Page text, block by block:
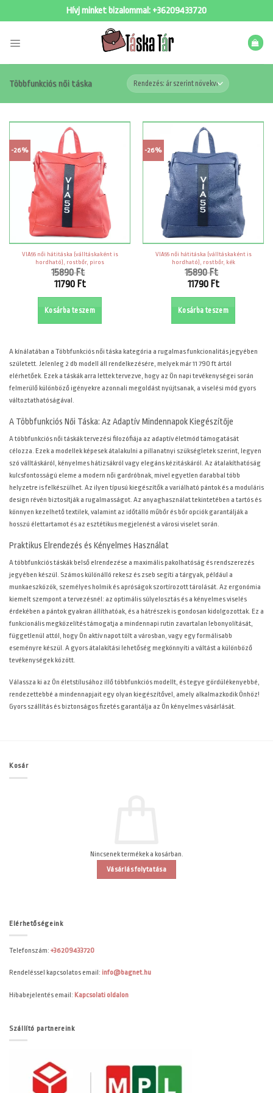
Hívj minket bizalommal: +36209433720
Többfunkciós női táska
-26%
VIA55 női hátitáska (válltáskaként is
hordható), rostbőr, piros
15890Ft
Original
15890 Ft.
11790 Ft
Current
price
is:
11790 Ft.
Kosárba teszem
-26%
VIA55 női hátitáska (válltáskaként is
hordható), rostbőr, kék
15890Ft
Original
15890 Ft.
11790 Ft
Current
price
is:
11790 Ft.
Kosárba teszem
A kínálatában a Többfunkciós női táska kategória a rugalmas funkcionalitás jegyében
született. Jelenleg 2 db modell áll rendelkezésére, melyek már 11 790 ft ártól
elérhetőek. Ezek a táskák arra lettek tervezve, hogy az Ön napi tevékenységei során
felmerülő különböző igényekre azonnali megoldást nyújtsanak, a viselési mód gyors
változtathatóságával.
A Többfunkciós Női Táska: Az Adaptív Mindennapok Kiegészítője
A többfunkciós női táskák tervezési filozófiája az adaptív életmód támogatását
célozza. Ezek a modellek képesek átalakulni a pillanatnyi szükségletek szerint, legyen
szó válltáskáról, kényelmes hátizsákról vagy elegáns kézitáskáról. Az átalakíthatóság
kulcsfontosságú eleme a modern női gardróbnak, mivel egyetlen darabbal több
helyzetre is felkészülhet. Az ilyen típusú kiegészítők a variálható pántok és a moduláris
design révén biztosítják a rugalmasságot. Az anyaghasználat tekintetében a tartós és
könnyen kezelhető textilek, valamint az időtálló műbőr és bőr opciók garantálják a
hosszú élettartamot és az esztétikus megjelenést a városi viselet során.
Praktikus Elrendezés és Kényelmes Használat
A többfunkciós táskák belső elrendezése a maximális pakolhatóság és rendszerezés
jegyében készül. Számos különálló rekesz és zseb segíti a tárgyak, például a
munkaeszközök, személyes holmik és apróságok szortírozott tárolását. Az ergonómia
kiemelt szempont a tervezésnél: az optimális súlyelosztás és a kényelmes viselés
érdekében a pántok gyakran állíthatóak, és a hátrészek is gondosan kidolgozottak. Ez a
funkcionális megközelítés támogatja a mindennapi rutin zavartalan lebonyolítását,
függetlenül attól, hogy Ön aktív napot tölt a városban, vagy egy formálisabb
eseményre készül. A gyors átalakítási lehetőség megkönnyíti a váltást a különböző
tevékenységek között.
Válassza ki az Ön életstílusához illő többfunkciós modellt, és tegye gördülékenyebbé,
rendezettebbé a mindennapjait egy olyan kiegészítővel, amely alkalmazkodik Önhöz!
Gyors szállítás és biztonságos fizetés garantálja az Ön kényelmes vásárlását.
Kosár
Nincsenek termékek a kosárban.
Vásárlás folytatása
Elérhetőségeink
Telefonszám: +36209433720
Rendeléssel kapcsolatos email: info@bagnet.hu
Hibabejelentés email: Kapcsolati oldalon
Szállító partnereink